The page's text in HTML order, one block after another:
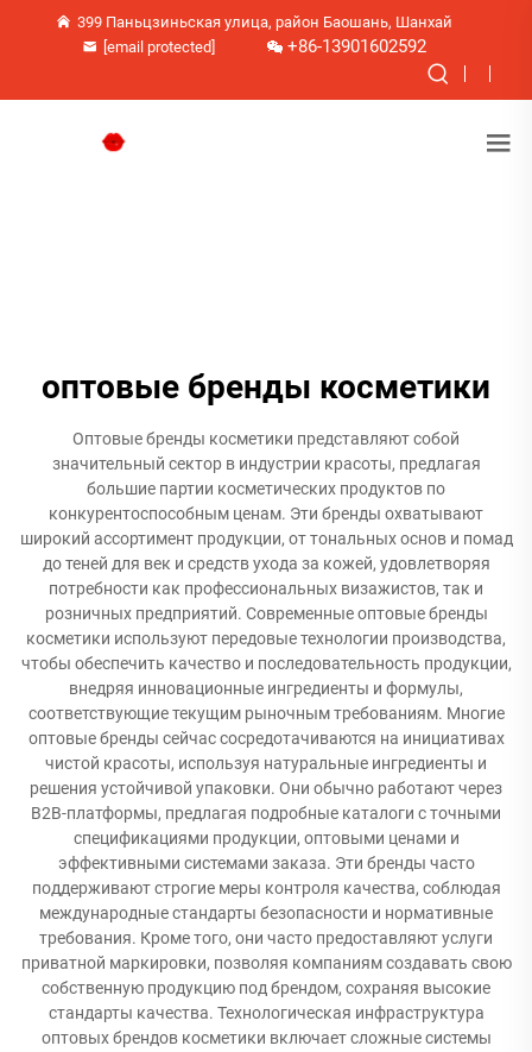
399 Паньцзиньская улица, район Баошань, Шанхай
[email protected]
+86-13901602592
оптовые бренды косметики
Оптовые бренды косметики представляют собой
значительный сектор в индустрии красоты, предлагая
большие партии косметических продуктов по
конкурентоспособным ценам. Эти бренды охватывают
широкий ассортимент продукции, от тональных основ и помад
до теней для век и средств ухода за кожей, удовлетворяя
потребности как профессиональных визажистов, так и
розничных предприятий. Современные оптовые бренды
косметики используют передовые технологии производства,
чтобы обеспечить качество и последовательность продукции,
внедряя инновационные ингредиенты и формулы,
соответствующие текущим рыночным требованиям. Многие
оптовые бренды сейчас сосредотачиваются на инициативах
чистой красоты, используя натуральные ингредиенты и
решения устойчивой упаковки. Они обычно работают через
B2B-платформы, предлагая подробные каталоги с точными
спецификациями продукции, оптовыми ценами и
эффективными системами заказа. Эти бренды часто
поддерживают строгие меры контроля качества, соблюдая
международные стандарты безопасности и нормативные
требования. Кроме того, они часто предоставляют услуги
приватной маркировки, позволяя компаниям создавать свою
собственную продукцию под брендом, сохраняя высокие
стандарты качества. Технологическая инфраструктура
оптовых брендов косметики включает сложные системы